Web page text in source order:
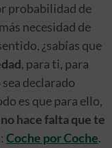
probabilidad de
necesidad de
¿sabías que
, para ti, para
declarado
es que para ello,
hace falta que te
Coche por Coche.